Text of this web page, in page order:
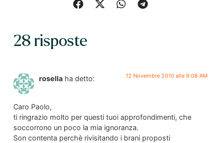
28 risposte
rosella ha detto: 12 Novembre 2010 alle 9:08 AM
Caro Paolo,
ti ringrazio molto per questi tuoi approfondimenti, che
soccorrono un poco la mia ignoranza.
Son contenta perchè rivisitando i brani proposti